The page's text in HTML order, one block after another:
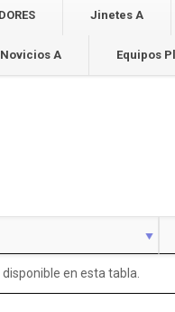
Jinetes A
Novicios A Equipos
disponible en esta tabla.